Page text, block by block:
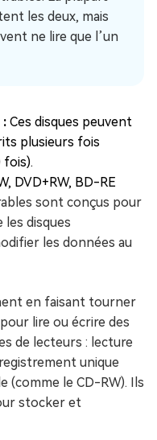
les deux, mais
ne lire que l’un
: Ces disques peuvent
plusieurs fois
fois).
DVD+RW, BD-RE
sont conçus pour
les disques
les données au
en faisant tourner
lire ou écrire des
de lecteurs : lecture
unique
(comme le CD-RW). Ils
stocker et